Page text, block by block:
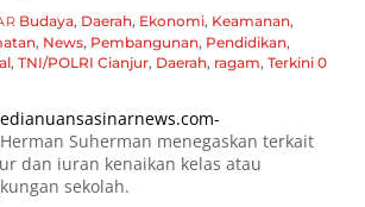
Budaya, Daerah, Ekonomi, Keamanan,
, News, Pembangunan, Pendidikan,
,TNI/POLRI Cianjur, Daerah, ragam,Terkini 0
Suherman menegaskan terkait
dan iuran kenaikan kelas atau
sekolah.